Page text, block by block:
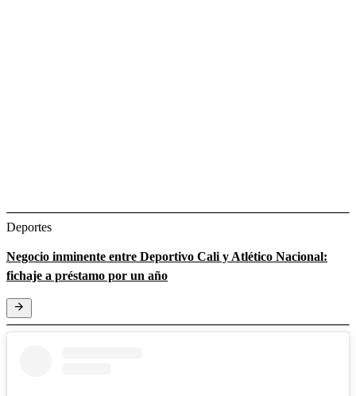
Deportes
Negocio inminente entre Deportivo Cali y Atlético Nacional:
fichaje a préstamo por un año